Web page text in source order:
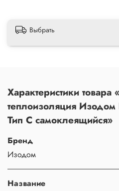
Выбрать
Характеристики
теплоизоляция
Тип С самоклеящийся»
Бренд
Изодом
Название